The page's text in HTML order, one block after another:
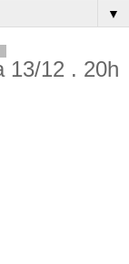
▼
13/12 . 20h